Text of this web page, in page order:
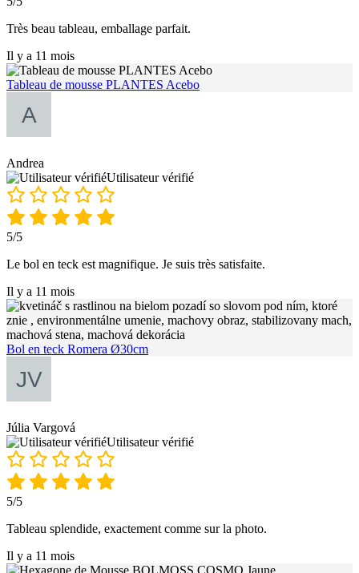
Très beau tableau, emballage parfait.
Il y a 11 mois
Tableau de mousse PLANTES Acebo
Andrea
Utilisateur vérifié
5/5
Le bol en teck est magnifique. Je suis très satisfaite.
Il y a 11 mois
Bol en teck Romera Ø30cm
Júlia Vargová
Utilisateur vérifié
5/5
Tableau splendide, exactement comme sur la photo.
Il y a 11 mois